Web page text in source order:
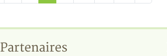
Partenaires